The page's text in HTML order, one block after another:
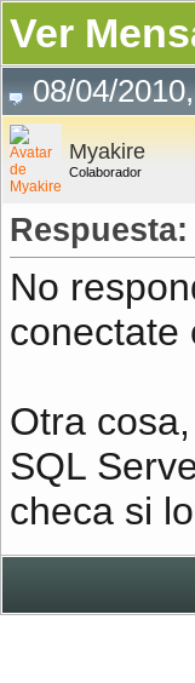
Ver
08/04/
Myakire
Colaborador
No
conectate
Otra
SQL
checa si